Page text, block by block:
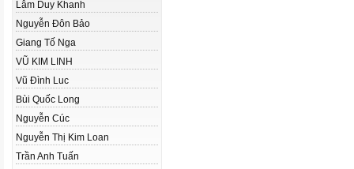
Lâm Duy Khanh
Nguyễn Đôn Bảo
Giang Tố Nga
VŨ KIM LINH
Vũ Đình Luc
Bùi Quốc Long
Nguyễn Cúc
Nguyễn Thị Kim Loan
Trần Anh Tuấn